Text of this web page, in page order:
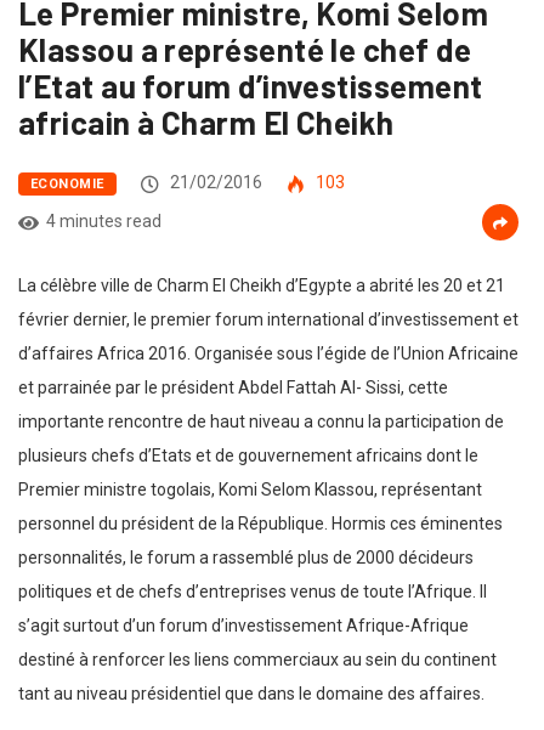
Le Premier ministre, Komi Selom
Klassou a représenté le chef de
l’Etat au forum d’investissement
africain à Charm El Cheikh
ECONOMIE 21/02/2016
103
4 minutes read
La célèbre ville de Charm El Cheikh d’Egypte a abrité les 20 et 21
février dernier, le premier forum international d’investissement et
d’affaires Africa 2016. Organisée sous l’égide de l’Union Africaine
et parrainée par le président Abdel Fattah Al- Sissi, cette
importante rencontre de haut niveau a connu la participation de
plusieurs chefs d’Etats et de gouvernement africains dont le
Premier ministre togolais, Komi Selom Klassou, représentant
personnel du président de la République. Hormis ces éminentes
personnalités, le forum a rassemblé plus de 2000 décideurs
politiques et de chefs d’entreprises venus de toute l’Afrique. Il
s’agit surtout d’un forum d’investissement Afrique-Afrique
destiné à renforcer les liens commerciaux au sein du continent
tant au niveau présidentiel que dans le domaine des affaires.